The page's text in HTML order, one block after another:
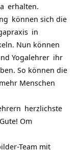
erhalten.
können sich die
in
Nun können
Yogalehrer ihr
So können die
Menschen
herzlichste
Om
Team mit